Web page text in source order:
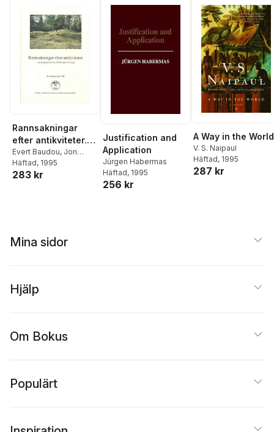
Rannsakningar
efter antikviteter.
Ett symposium : Ett
symposium om
1600-talets
Evert Baudou, Jon
Moen
Häftad, 1995
283 kr
Justification and
Application
Jürgen Habermas
Häftad, 1995
256 kr
A Way in the World
V. S. Naipaul
Häftad, 1995
287 kr
Mina sidor
Hjälp
Om Bokus
Populärt